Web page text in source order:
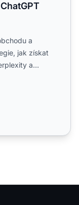
a
jak získat
a